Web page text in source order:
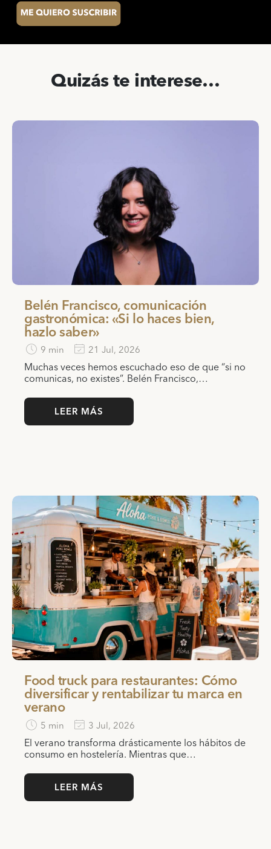
Quizás te interese…
Belén Francisco, comunicación
gastronómica: «Si lo haces bien,
hazlo saber»
9 min 21 Jul, 2026
Muchas veces hemos escuchado eso de que “si no
comunicas, no existes”. Belén Francisco,…
LEER MÁS
Food truck para restaurantes: Cómo
diversificar y rentabilizar tu marca en
verano
5 min 3 Jul, 2026
El verano transforma drásticamente los hábitos de
consumo en hostelería. Mientras que…
LEER MÁS